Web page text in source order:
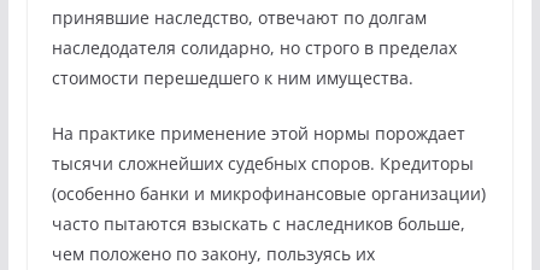
принявшие наследство, отвечают по долгам
наследодателя солидарно, но строго в пределах
стоимости перешедшего к ним имущества.
На практике применение этой нормы порождает
тысячи сложнейших судебных споров. Кредиторы
(особенно банки и микрофинансовые организации)
часто пытаются взыскать с наследников больше,
чем положено по закону, пользуясь их